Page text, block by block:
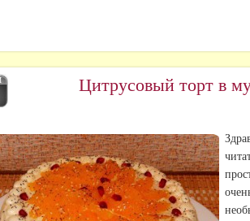
Цитрусовый торт в